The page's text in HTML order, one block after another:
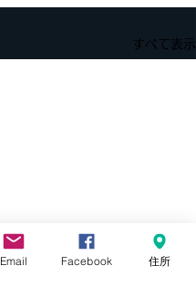
すべて表示
Email Facebook 住所